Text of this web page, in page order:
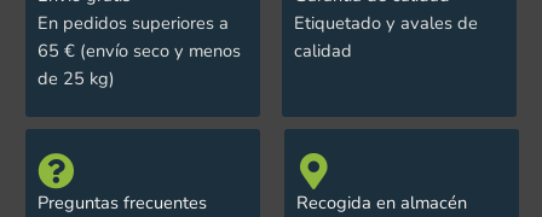
En pedidos superiores a
65 € (envío seco y menos
de 25 kg)
Etiquetado y avales de
calidad
Preguntas frecuentes
Recogida en almacén